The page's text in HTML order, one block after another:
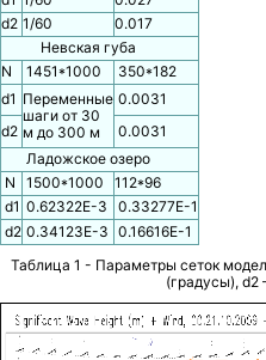
d2 1/60
0.017
Невская губа
N
1451*1000
350*182
d1 Переменные
шаги от 30
м до 300 м
0.0031
d2
0.0031
Ладожское озеро
N
1500*1000
112*96
d1 0.62322Е-3
0.33277Е-1
d2 0.34123Е-3 0.16616Е-1
Таблица 1 - Параметры сеток
(градусы), d2